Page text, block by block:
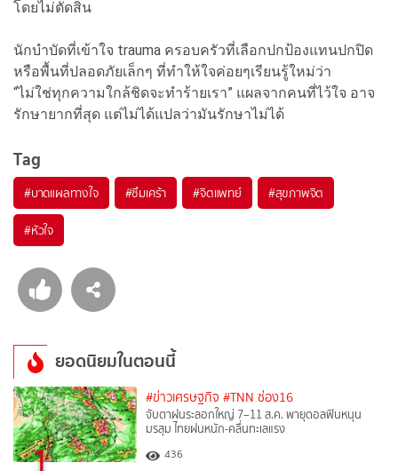
โดยไม่ตัดสิน
นักบำบัดที่เข้าใจ trauma ครอบครัวที่เลือกปกป้องแทนปกปิด
หรือพื้นที่ปลอดภัยเล็กๆ ที่ทำให้ใจค่อยๆเรียนรู้ใหม่ว่า
“ไม่ใช่ทุกความใกล้ชิดจะทำร้ายเรา” แผลจากคนที่ไว้ใจ อาจ
รักษายากที่สุด แต่ไม่ได้แปลว่ามันรักษาไม่ได้
Tag
#บาดแผลทางใจ #ซึมเศร้า #จิตแพทย์ #สุขภาพจิต
#หัวใจ
ยอดนิยมในตอนนี้
#ข่าวเศรษฐกิจ #TNN ช่อง16
จับตาฝนระลอกใหญ่ 7–11 ส.ค. พายุดอลฟินหนุน
มรสุม ไทยฝนหนัก-คลื่นทะเลแรง
436